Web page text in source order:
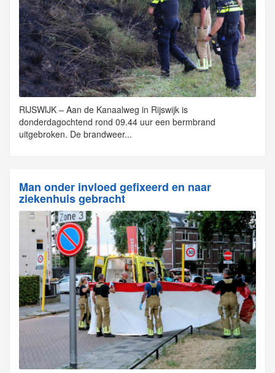
RIJSWIJK – Aan de Kanaalweg in Rijswijk is
donderdagochtend rond 09.44 uur een bermbrand
uitgebroken. De brandweer...
Man onder invloed gefixeerd en naar
ziekenhuis gebracht